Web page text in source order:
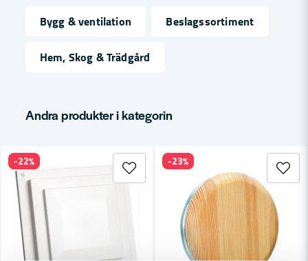
nameNamn
Bygg & ventilation
Beslagssortiment
Hem, Skog & Trädgård
Andra produkter i kategorin
-22% -23%